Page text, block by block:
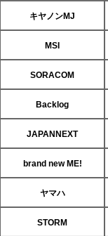
キヤノンMJ
MSI
SORACOM
Backlog
JAPANNEXT
brand new ME!
ヤマハ
STORM